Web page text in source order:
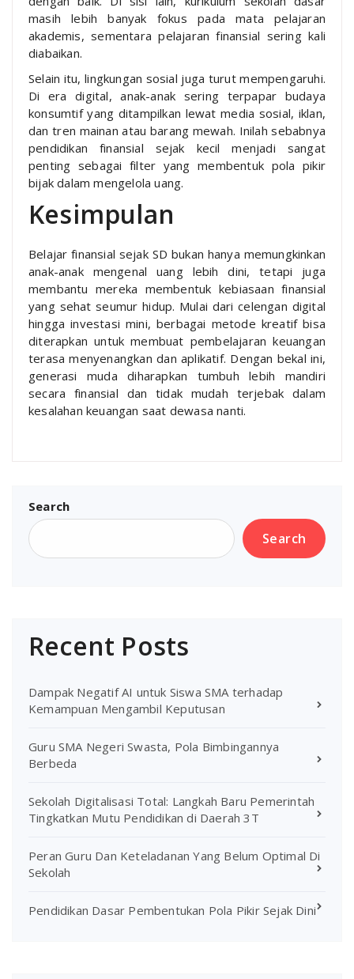
masih lebih banyak fokus pada mata pelajaran
akademis, sementara pelajaran finansial sering kali
diabaikan.
Selain itu, lingkungan sosial juga turut mempengaruhi.
Di era digital, anak-anak sering terpapar budaya
konsumtif yang ditampilkan lewat media sosial, iklan,
dan tren mainan atau barang mewah. Inilah sebabnya
pendidikan finansial sejak kecil menjadi sangat
penting sebagai filter yang membentuk pola pikir
bijak dalam mengelola uang.
Kesimpulan
Belajar finansial sejak SD bukan hanya memungkinkan
anak-anak mengenal uang lebih dini, tetapi juga
membantu mereka membentuk kebiasaan finansial
yang sehat seumur hidup. Mulai dari celengan digital
hingga investasi mini, berbagai metode kreatif bisa
diterapkan untuk membuat pembelajaran keuangan
terasa menyenangkan dan aplikatif. Dengan bekal ini,
generasi muda diharapkan tumbuh lebih mandiri
secara finansial dan tidak mudah terjebak dalam
kesalahan keuangan saat dewasa nanti.
Search
Search
Recent Posts
Dampak Negatif AI untuk Siswa SMA terhadap
Kemampuan Mengambil Keputusan
Guru SMA Negeri Swasta, Pola Bimbingannya
Berbeda
Sekolah Digitalisasi Total: Langkah Baru Pemerintah
Tingkatkan Mutu Pendidikan di Daerah 3T
Peran Guru Dan Keteladanan Yang Belum Optimal Di
Sekolah
Pendidikan Dasar Pembentukan Pola Pikir Sejak Dini